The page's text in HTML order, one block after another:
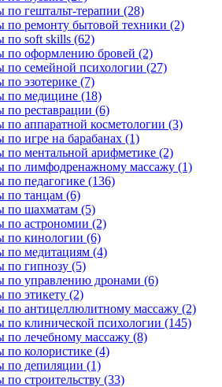
по гештальт-терапии (28)
по ремонту бытовой техники (2)
по soft skills (62)
по оформлению бровей (2)
по семейной психологии (27)
по эзотерике (7)
по медицине (18)
по реставрации (6)
по аппаратной косметологии (3)
по игре на барабанах (1)
по ментальной арифметике (2)
по лимфодренажному массажу (1)
по педагогике (136)
по танцам (6)
по шахматам (5)
по астрономии (2)
по кинологии (6)
по медитациям (4)
по гипнозу (5)
по управлению дронами (6)
по этикету (2)
по антицеллюлитному массажу (2)
по клинической психологии (145)
по лечебному массажу (8)
по колористике (4)
по депиляции (1)
по строительству (33)